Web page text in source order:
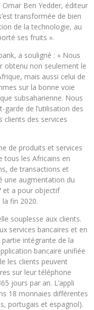
Ben Yedder, éditeur
transformée de bien
de la technologie, au
ses fruits ».
a souligné : « Nous
obtenu non seulement le
mais aussi celui de
sur la bonne voie
subsaharienne. Nous
garde de l’utilisation des
des services
de produits et services
tous les Africains en
de transactions et
une augmentation du
et a pour objectif
la fin 2020.
souplesse aux clients.
services bancaires et en
intégrante de la
bancaire unifiée
les clients peuvent
sur leur téléphone
jours par an. L’appli
18 monnaies différentes
portugais et espagnol).